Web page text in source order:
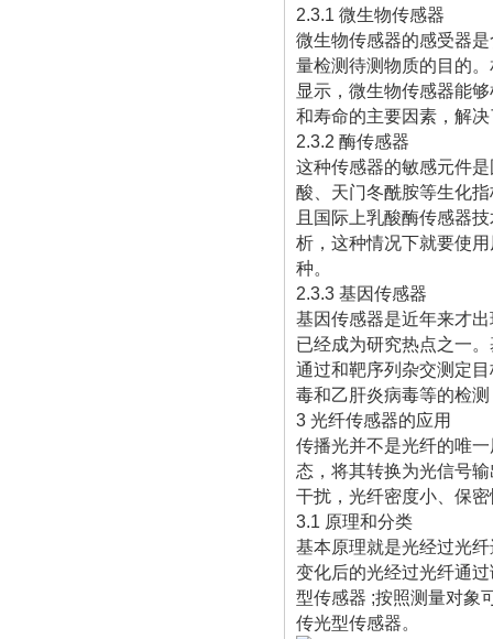
2.3.1 微生物传感器
微生物传感器的感受器
量检测待测物质的目的
显示，微生物传感器能
和寿命的主要因素，解
2.3.2 酶传感器
这种传感器的敏感元件
酸、天门冬酰胺等生化
且国际上乳酸酶传感器
析，这种情况下就要使
种。
2.3.3 基因传感器
基因传感器是近年来才
已经成为研究热点之一
通过和靶序列杂交测定
毒和乙肝炎病毒等的检
3 光纤传感器的应用
传播光并不是光纤的唯
态，将其转换为光信号
干扰，光纤密度小、保
3.1 原理和分类
基本原理就是光经过光
变化后的光经过光纤通
型传感器 ;按照测量对象
传光型传感器。